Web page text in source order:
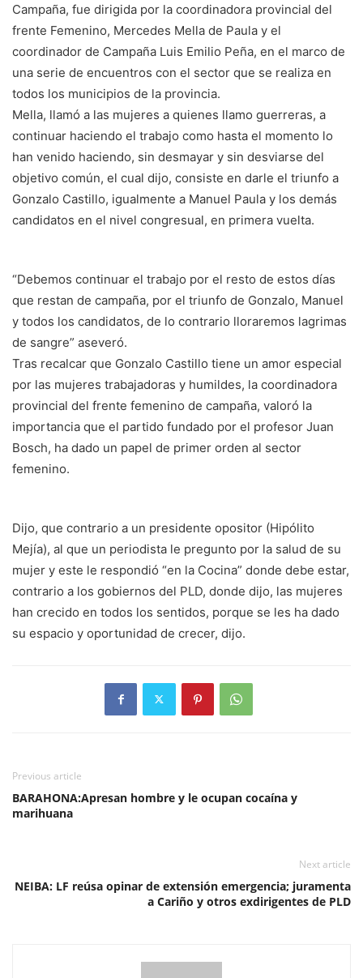
Campaña, fue dirigida por la coordinadora provincial del
frente Femenino, Mercedes Mella de Paula y el
coordinador de Campaña Luis Emilio Peña, en el marco de
una serie de encuentros con el sector que se realiza en
todos los municipios de la provincia.
Mella, llamó a las mujeres a quienes llamo guerreras, a
continuar haciendo el trabajo como hasta el momento lo
han venido haciendo, sin desmayar y sin desviarse del
objetivo común, el cual dijo, consiste en darle el triunfo a
Gonzalo Castillo, igualmente a Manuel Paula y los demás
candidatos en el nivel congresual, en primera vuelta.
“Debemos continuar el trabajo por el resto de estos días
que restan de campaña, por el triunfo de Gonzalo, Manuel
y todos los candidatos, de lo contrario lloraremos lagrimas
de sangre” aseveró.
Tras recalcar que Gonzalo Castillo tiene un amor especial
por las mujeres trabajadoras y humildes, la coordinadora
provincial del frente femenino de campaña, valoró la
importancia que el partido fundado por el profesor Juan
Bosch, ha dado un papel de primer orden al sector
femenino.
Dijo, que contrario a un presidente opositor (Hipólito
Mejía), al que un periodista le pregunto por la salud de su
mujer y este le respondió “en la Cocina” donde debe estar,
contrario a los gobiernos del PLD, donde dijo, las mujeres
han crecido en todos los sentidos, porque se les ha dado
su espacio y oportunidad de crecer, dijo.
Previous article
BARAHONA:Apresan hombre y le ocupan cocaína y
marihuana
Next article
NEIBA: LF reúsa opinar de extensión emergencia; juramenta
a Cariño y otros exdirigentes de PLD